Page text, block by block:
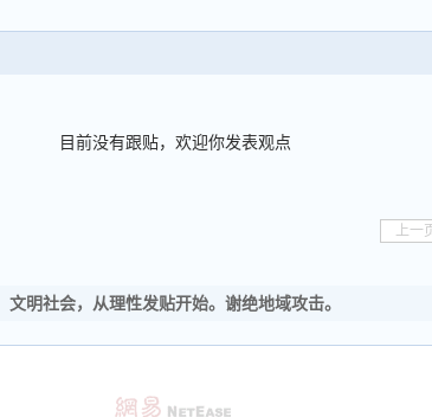
目前没有跟贴，欢迎你发表观点
上一
文明社会，从理性发贴开始。谢绝地域攻击。